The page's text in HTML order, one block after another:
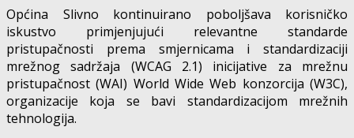
Općina Slivno kontinuirano poboljšava korisničko
iskustvo primjenjujući relevantne standarde
pristupačnosti prema smjernicama i standardizaciji
mrežnog sadržaja (WCAG 2.1) inicijative za mrežnu
pristupačnost (WAI) World Wide Web konzorcija (W3C),
organizacije koja se bavi standardizacijom mrežnih
tehnologija.